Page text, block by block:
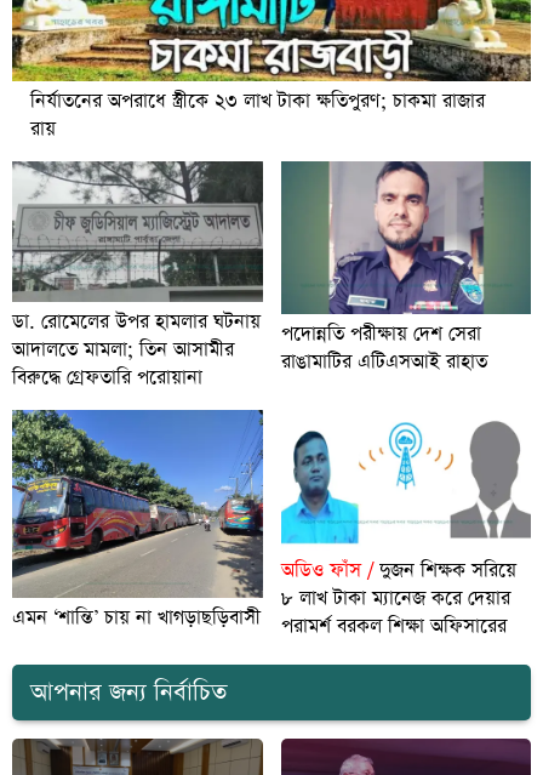
নির্যাতনের অপরাধে স্ত্রীকে ২৩ লাখ টাকা ক্ষতিপুরণ; চাকমা রাজার
রায়
ডা. রোমেলের উপর হামলার ঘটনায়
আদালতে মামলা; তিন আসামীর
বিরুদ্ধে গ্রেফতারি পরোয়ানা
পদোন্নতি পরীক্ষায় দেশ সেরা
রাঙামাটির এটিএসআই রাহাত
এমন ‘শান্তি’ চায় না খাগড়াছড়িবাসী
অডিও ফাঁস /দুজন শিক্ষক সরিয়ে
৮ লাখ টাকা ম্যানেজ করে দেয়ার
পরামর্শ বরকল শিক্ষা অফিসারের
আপনার জন্য নির্বাচিত